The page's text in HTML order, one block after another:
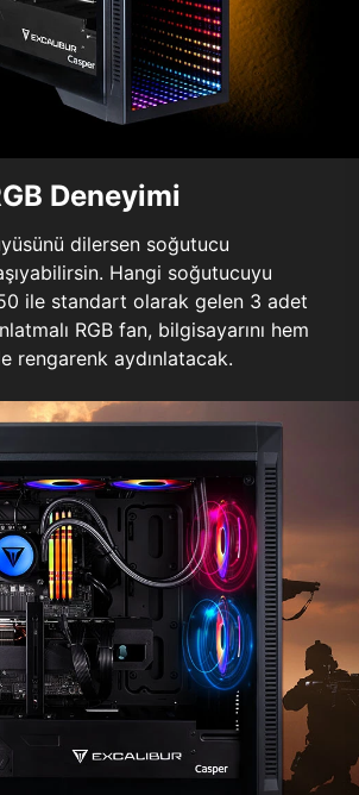
Deneyimi
dilersen soğutucu
Hangi soğutucuyu
ile standart olarak gelen 3 adet
RGB fan, bilgisayarını hem
rengarenk aydınlatacak.